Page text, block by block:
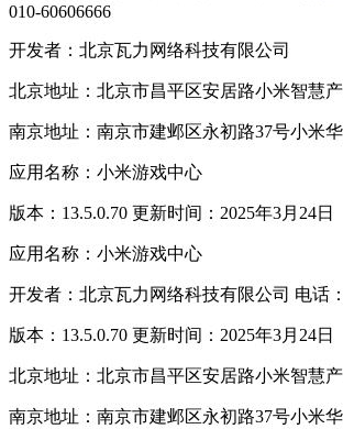
010-60606666
开发者：北京瓦力网络科技有限公司
北京地址：北京市昌平区安居路小米智慧
南京地址：南京市建邺区永初路37号小米
应用名称：小米游戏中心
版本：13.5.0.70 更新时间：2025年3月24日
应用名称：小米游戏中心
开发者：北京瓦力网络科技有限公司 电话
版本：13.5.0.70 更新时间：2025年3月24日
北京地址：北京市昌平区安居路小米智慧
南京地址：南京市建邺区永初路37号小米